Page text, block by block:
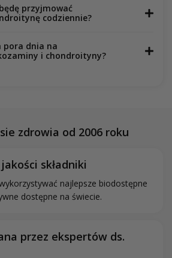
przyjmować
codziennie?
pora dnia na
i chondroityny?
zdrowia od 2006 roku
składniki
najlepsze biodostępne
dostępne na świecie.
przez ekspertów ds.